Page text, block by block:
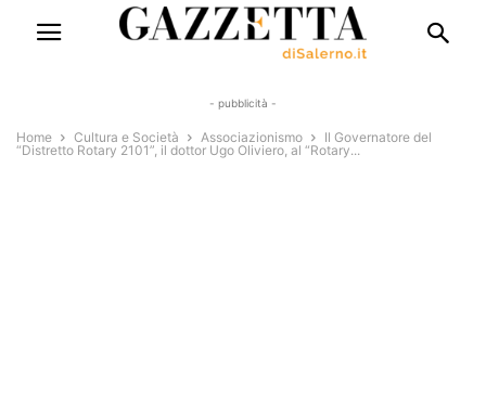
- pubblicità -
Home Cultura e Società Associazionismo
Il Governatore del
“Distretto Rotary 2101”, il dottor Ugo Oliviero, al “Rotary...